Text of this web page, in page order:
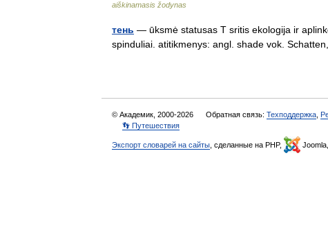
aiškinamasis žodynas
тень — ūksmė statusas T sritis ekologija ir
spinduliai. atitikmenys: angl. shade vok.
© Академик, 2000-2026 Обратная связь: Техподдержка
👣 Путешествия
Экспорт словарей на сайты , сделанные на PHP, Joomla,